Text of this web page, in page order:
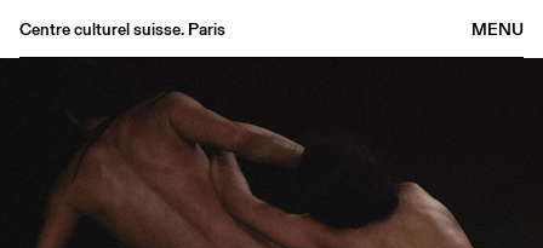
MENU
Centre culturel suisse. Paris
Librairie
Buvette
Archives
Médiathèque